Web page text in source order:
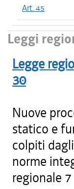
Art. 45
Leggi
Legge
30
Nuove
statico e
colpiti
norme
regionale